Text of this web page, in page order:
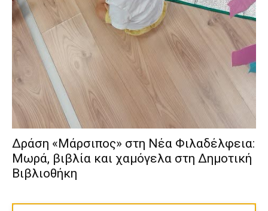
Δράση «Μάρσιπος» στη Νέα Φιλαδέλφεια:
Μωρά, βιβλία και χαμόγελα στη Δημοτική
Βιβλιοθήκη